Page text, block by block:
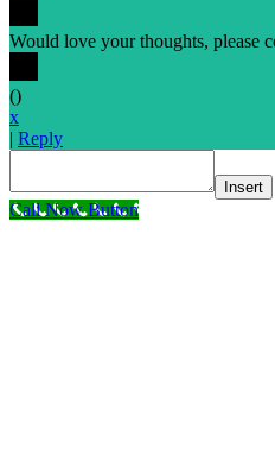
Would love your thoughts, please
()
x
| Reply
Insert
Call Now Button